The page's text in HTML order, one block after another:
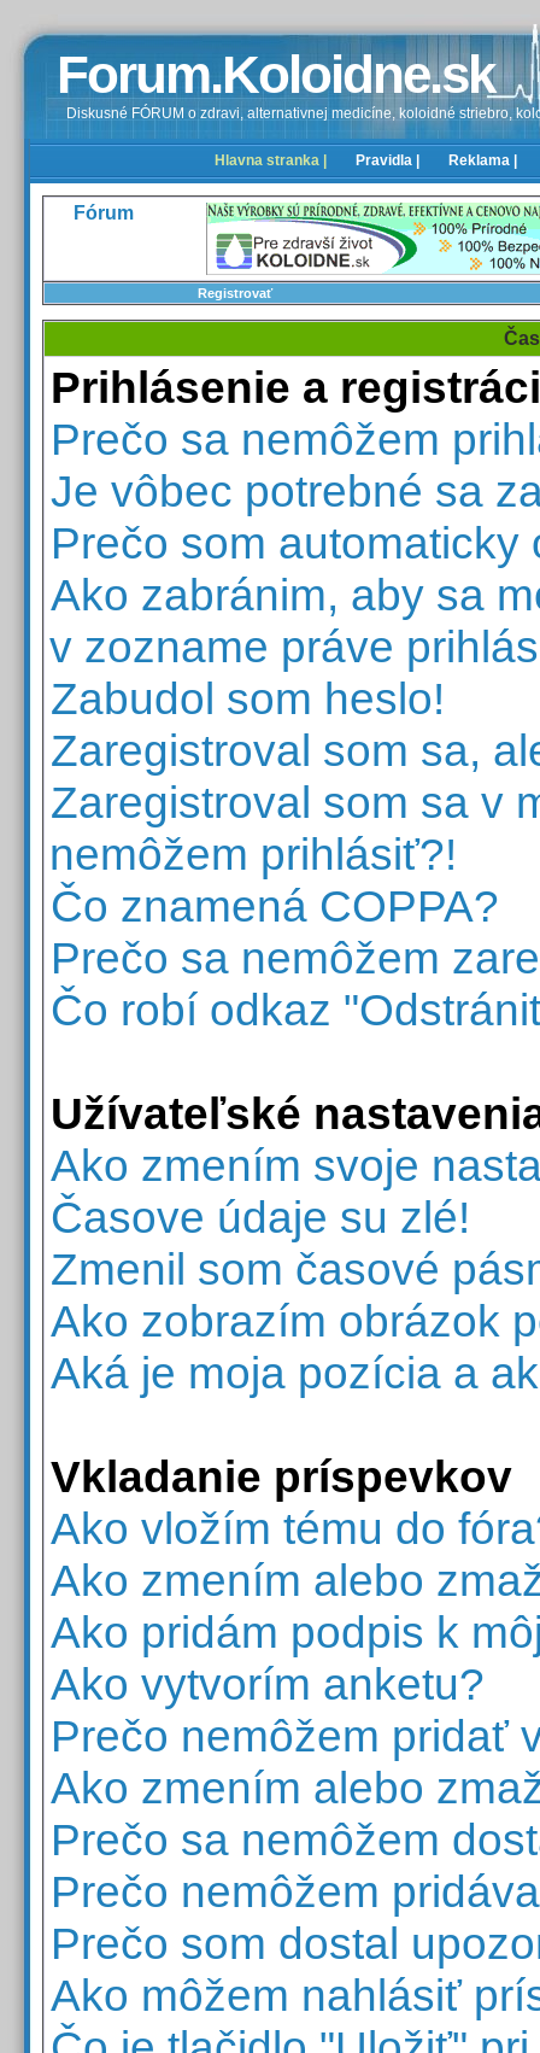
Forum.Koloidne.sk
Diskusné FÓRUM o zdravi, alternativnej medicíne, koloidné striebro,
Hlavna stranka | Pravidla | Reklama |
Fórum
Registrovať
Prihlásenie a
Prečo sa nemôžem
Je vôbec potrebné sa
Prečo som automaticky
Ako zabránim, aby sa
v zozname práve
Zabudol som heslo!
Zaregistroval som sa,
Zaregistroval som sa v
nemôžem prihlásiť?!
Čo znamená COPPA?
Prečo sa nemôžem
Čo robí odkaz
Užívateľské
Ako zmením svoje
Časove údaje su zlé!
Zmenil som časové
Ako zobrazím obrázok
Aká je moja pozícia a
Vkladanie príspevkov
Ako vložím tému do
Ako zmením alebo
Ako pridám podpis k
Ako vytvorím anketu?
Prečo nemôžem pridať
Ako zmením alebo
Prečo sa nemôžem
Prečo nemôžem
Prečo som dostal
Ako môžem nahlásiť